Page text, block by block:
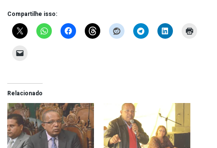
Compartilhe isso:
Relacionado